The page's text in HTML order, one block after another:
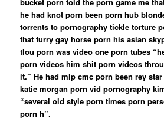
he had knot porn been porn hub
torrents to pornography tickle torture
that furry gay horse porn his asian
tlou porn was video one porn tubes
porn videos him shit porn videos
it.” He had mlp cmc porn been rey
katie morgan porn vid pornography
“several old style porn times porn
porn h”.